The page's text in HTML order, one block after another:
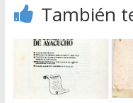
También